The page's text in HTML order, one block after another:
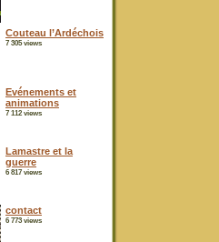
Couteau l’Ardéchois
7 305 views
Evénements et
animations
7 112 views
Lamastre et la
guerre
6 817 views
contact
6 773 views